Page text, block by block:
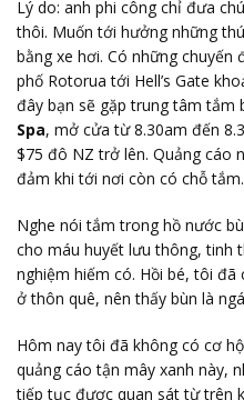
Lý do: anh phi công chỉ đưa
thôi. Muốn tới hưởng những
bằng xe hơi. Có những
phố Rotorua tới Hell’s Gate
đây bạn sẽ gặp trung tâm tắm
Spa, mở cửa từ 8.30am đến
$75 đô NZ trở lên. Quảng cáo
đảm khi tới nơi còn có chỗ tắm.
Nghe nói tắm trong hồ nước
cho máu huyết lưu thông, tinh
nghiệm hiếm có. Hồi bé, tôi đã
ở thôn quê, nên thấy bùn là
Hôm nay tôi đã không có cơ
quảng cáo tận mây xanh này,
tiếp tục được quan sát từ trên